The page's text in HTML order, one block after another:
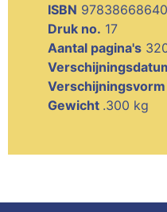
ISBN
Druk no. 17
Aantal pagina's
Verschijningsvorm
Gewicht .300 kg